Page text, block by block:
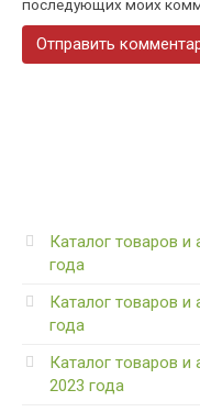
последующих моих
Каталог товаров
года
Каталог товаров
года
Каталог товаров
2023 года